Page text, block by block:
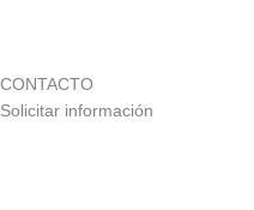
CONTACTO
Solicitar información